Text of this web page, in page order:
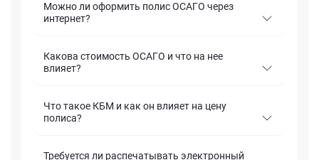
Можно ли оформить полис ОСАГО через
интернет?
Какова стоимость ОСАГО и что на нее
влияет?
Что такое КБМ и как он влияет на цену
полиса?
Требуется ли распечатывать электронный